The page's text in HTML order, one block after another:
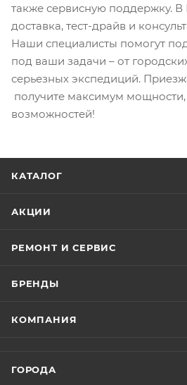
также сервисную поддержку. В
доставка, тест-драйв и
Наши специалисты помогут
под ваши задачи – от
серьезных экспедиций.
получите максимум
возможностей!
КАТАЛОГ
АКЦИИ
РЕМОНТ И СЕРВИС
БРЕНДЫ
КОМПАНИЯ
ГОРОДА